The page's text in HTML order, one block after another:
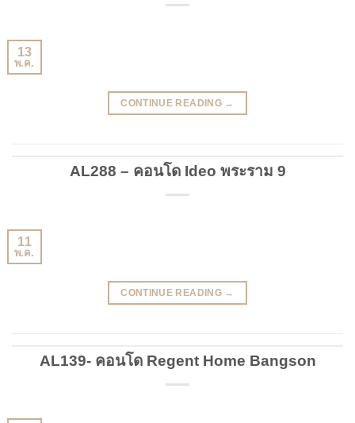
13
พ.ค.
CONTINUE READING →
AL288 – คอนโด Ideo พระราม 9
11
พ.ค.
CONTINUE READING →
AL139- คอนโด Regent Home Bangson